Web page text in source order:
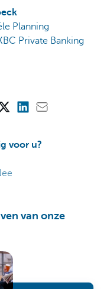
Planning
Private Banking
voor u?
van onze